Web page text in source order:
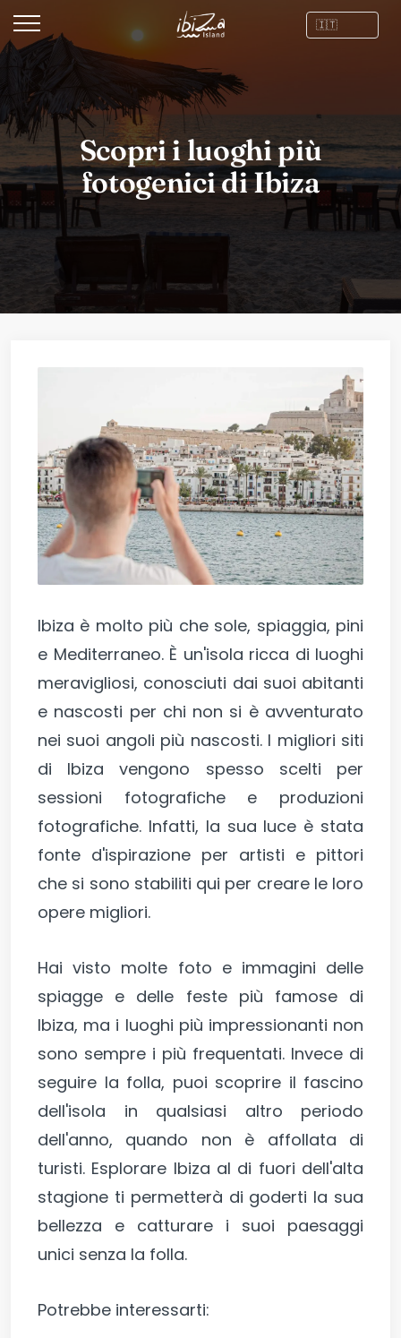
Scopri i luoghi più
fotogenici di Ibiza
Ibiza è molto più che sole, spiaggia, pini
e Mediterraneo. È un'isola ricca di luoghi
meravigliosi, conosciuti dai suoi abitanti
e nascosti per chi non si è avventurato
nei suoi angoli più nascosti. I migliori siti
di Ibiza vengono spesso scelti per
sessioni fotografiche e produzioni
fotografiche. Infatti, la sua luce è stata
fonte d'ispirazione per artisti e pittori
che si sono stabiliti qui per creare le loro
opere migliori.
Hai visto molte foto e immagini delle
spiagge e delle feste più famose di
Ibiza, ma i luoghi più impressionanti non
sono sempre i più frequentati. Invece di
seguire la folla, puoi scoprire il fascino
dell'isola in qualsiasi altro periodo
dell'anno, quando non è affollata di
turisti. Esplorare Ibiza al di fuori dell'alta
stagione ti permetterà di goderti la sua
bellezza e catturare i suoi paesaggi
unici senza la folla.
Potrebbe interessarti: